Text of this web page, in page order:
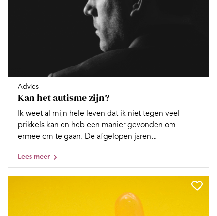
Advies
Kan het autisme zijn?
Ik weet al mijn hele leven dat ik niet tegen veel
prikkels kan en heb een manier gevonden om
ermee om te gaan. De afgelopen jaren...
Lees meer